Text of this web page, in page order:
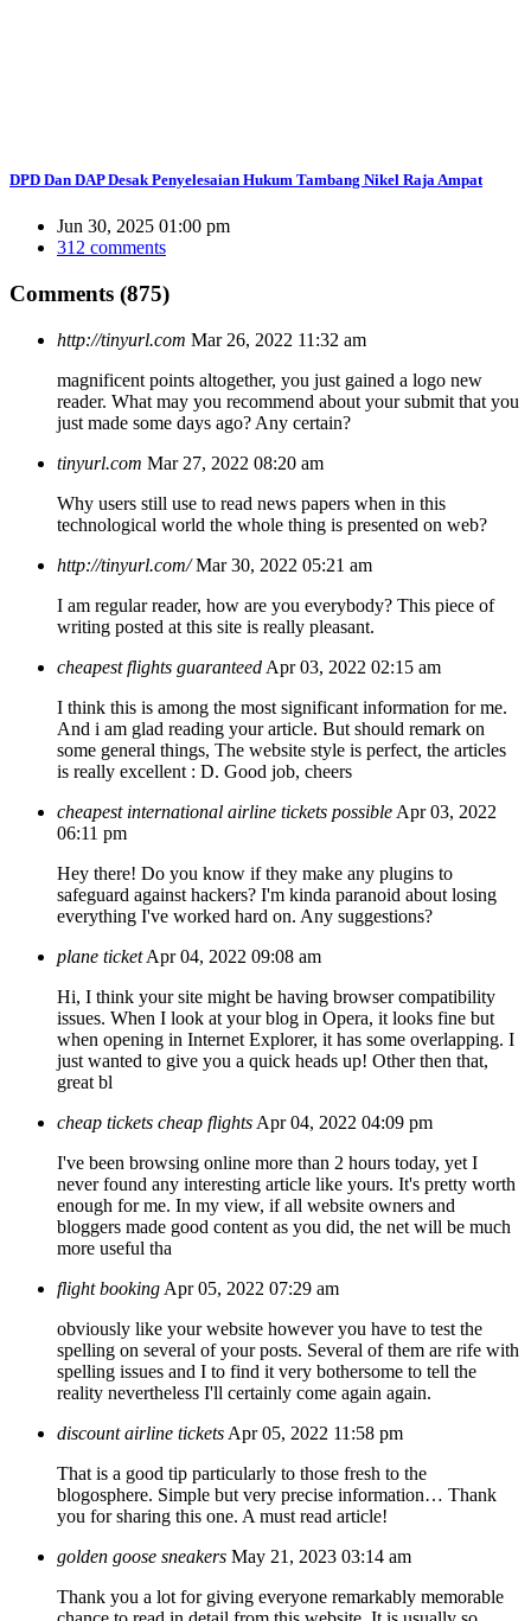
DPD Dan DAP Desak Penyelesaian Hukum Tambang Nikel Raja Ampat
Jun 30, 2025 01:00 pm
312 comments
Comments (875)
http://tinyurl.com Mar 26, 2022 11:32 am
magnificent points altogether, you just gained a logo new
reader. What may you recommend about your submit that you
just made some days ago? Any certain?
tinyurl.com Mar 27, 2022 08:20 am
Why users still use to read news papers when in this
technological world the whole thing is presented on web?
http://tinyurl.com/ Mar 30, 2022 05:21 am
I am regular reader, how are you everybody? This piece of
writing posted at this site is really pleasant.
cheapest flights guaranteed Apr 03, 2022 02:15 am
I think this is among the most significant information for me.
And i am glad reading your article. But should remark on
some general things, The website style is perfect, the articles
is really excellent : D. Good job, cheers
cheapest international airline tickets possible Apr 03, 2022
06:11 pm
Hey there! Do you know if they make any plugins to
safeguard against hackers? I'm kinda paranoid about losing
everything I've worked hard on. Any suggestions?
plane ticket Apr 04, 2022 09:08 am
Hi, I think your site might be having browser compatibility
issues. When I look at your blog in Opera, it looks fine but
when opening in Internet Explorer, it has some overlapping. I
just wanted to give you a quick heads up! Other then that,
great bl
cheap tickets cheap flights Apr 04, 2022 04:09 pm
I've been browsing online more than 2 hours today, yet I
never found any interesting article like yours. It's pretty worth
enough for me. In my view, if all website owners and
bloggers made good content as you did, the net will be much
more useful tha
flight booking Apr 05, 2022 07:29 am
obviously like your website however you have to test the
spelling on several of your posts. Several of them are rife with
spelling issues and I to find it very bothersome to tell the
reality nevertheless I'll certainly come again again.
discount airline tickets Apr 05, 2022 11:58 pm
That is a good tip particularly to those fresh to the
blogosphere. Simple but very precise information… Thank
you for sharing this one. A must read article!
golden goose sneakers May 21, 2023 03:14 am
Thank you a lot for giving everyone remarkably memorable